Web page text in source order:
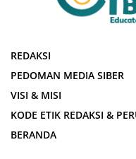
REDAKSI
PEDOMAN MEDIA SIBER
VISI & MISI
KODE ETIK REDAKSI &
BERANDA